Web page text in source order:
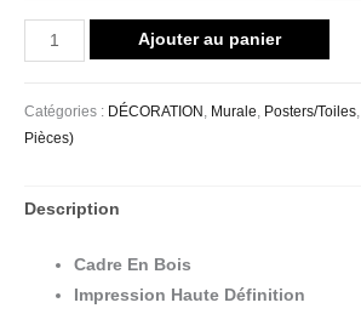
Ajouter au panier
Catégories : DÉCORATION , Murale, Posters/Toiles,
Pièces)
Description
Cadre En Bois
Impression Haute Définition